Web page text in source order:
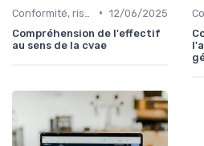
• 12/06/2025
Compréhension de l'effectif
au sens de la cvae